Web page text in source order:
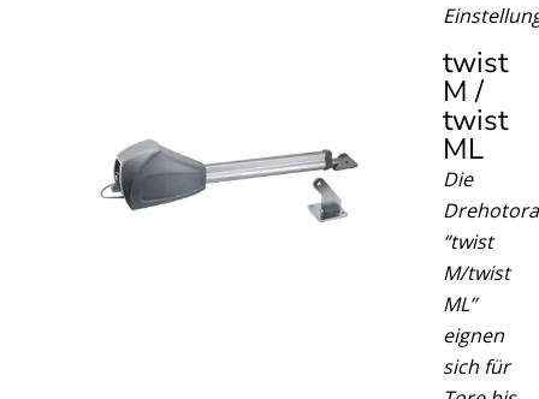
twist
M /
twist
ML​
Die
“twist
M/twist
ML”
eignen
sich für